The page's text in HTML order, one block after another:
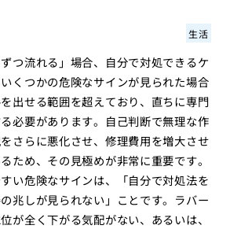
生活
つ流れる」場合、自分で対処できるケ
くつかの危険なサインが見られた場合
出せる範囲を超えており、直ちに専門
必要があります。自己判断で無理な作
さらに悪化させ、修理費用を増大させ
ため、その見極めが非常に重要です。
い危険なサインは、「自分で対処法を
兆しが見られない」ことです。ラバー
が全く下がる気配がない、あるいは、